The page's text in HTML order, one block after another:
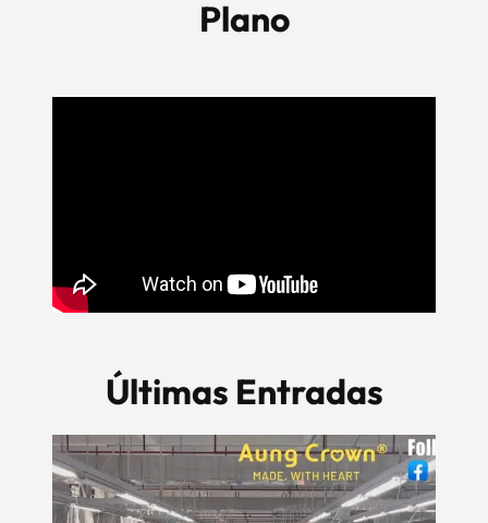
Plano
Últimas Entradas